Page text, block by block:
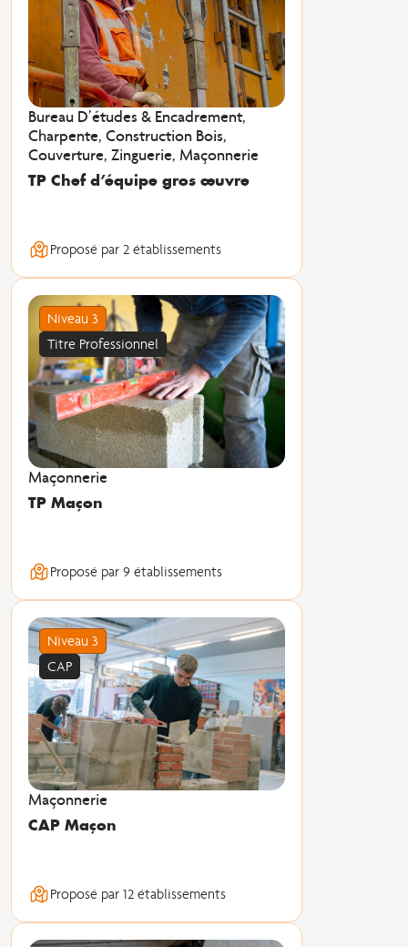
Bureau D’études & Encadrement,
Charpente, Construction Bois,
Couverture, Zinguerie, Maçonnerie
TP Chef d’équipe gros œuvre
Proposé par 2 établissements
Niveau 3
Titre Professionnel
Maçonnerie
TP Maçon
Proposé par 9 établissements
Niveau 3
CAP
Maçonnerie
CAP Maçon
Proposé par 12 établissements